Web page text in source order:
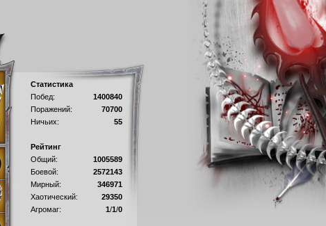
Статистика
Побед:
1400840
Поражений:
70700
Ничьих:
55
Рейтинг
Общий:
1005589
Боевой:
2572143
Мирный:
346971
Хаотический:
29350
Агромаг:
1/1/0